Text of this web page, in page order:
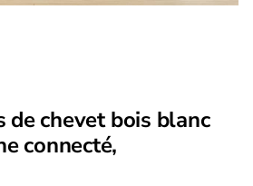
de chevet bois blanc
connecté,